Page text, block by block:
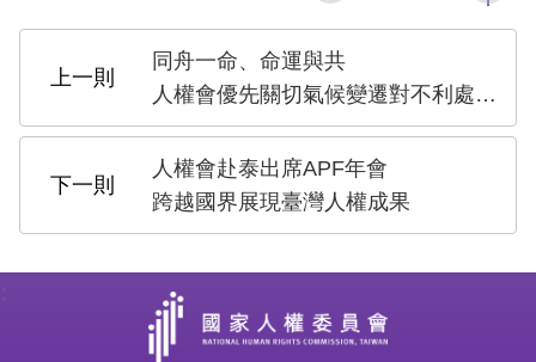
庫
無
障
快
捷
同舟一命、命運與共
人權會優先關切氣候變遷對不利處境群體之影響
人權會赴泰出席APF年會
跨越國界展現臺灣人權成果